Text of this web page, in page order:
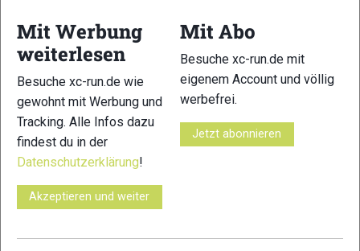
Mit Werbung
weiterlesen
Besuche xc-run.de wie
gewohnt mit Werbung und
Tracking. Alle Infos dazu
findest du in der
Datenschutzerklärung!
Akzeptieren und weiter
Mit Abo
Besuche xc-run.de mit
eigenem Account und völlig
werbefrei.
Jetzt abonnieren